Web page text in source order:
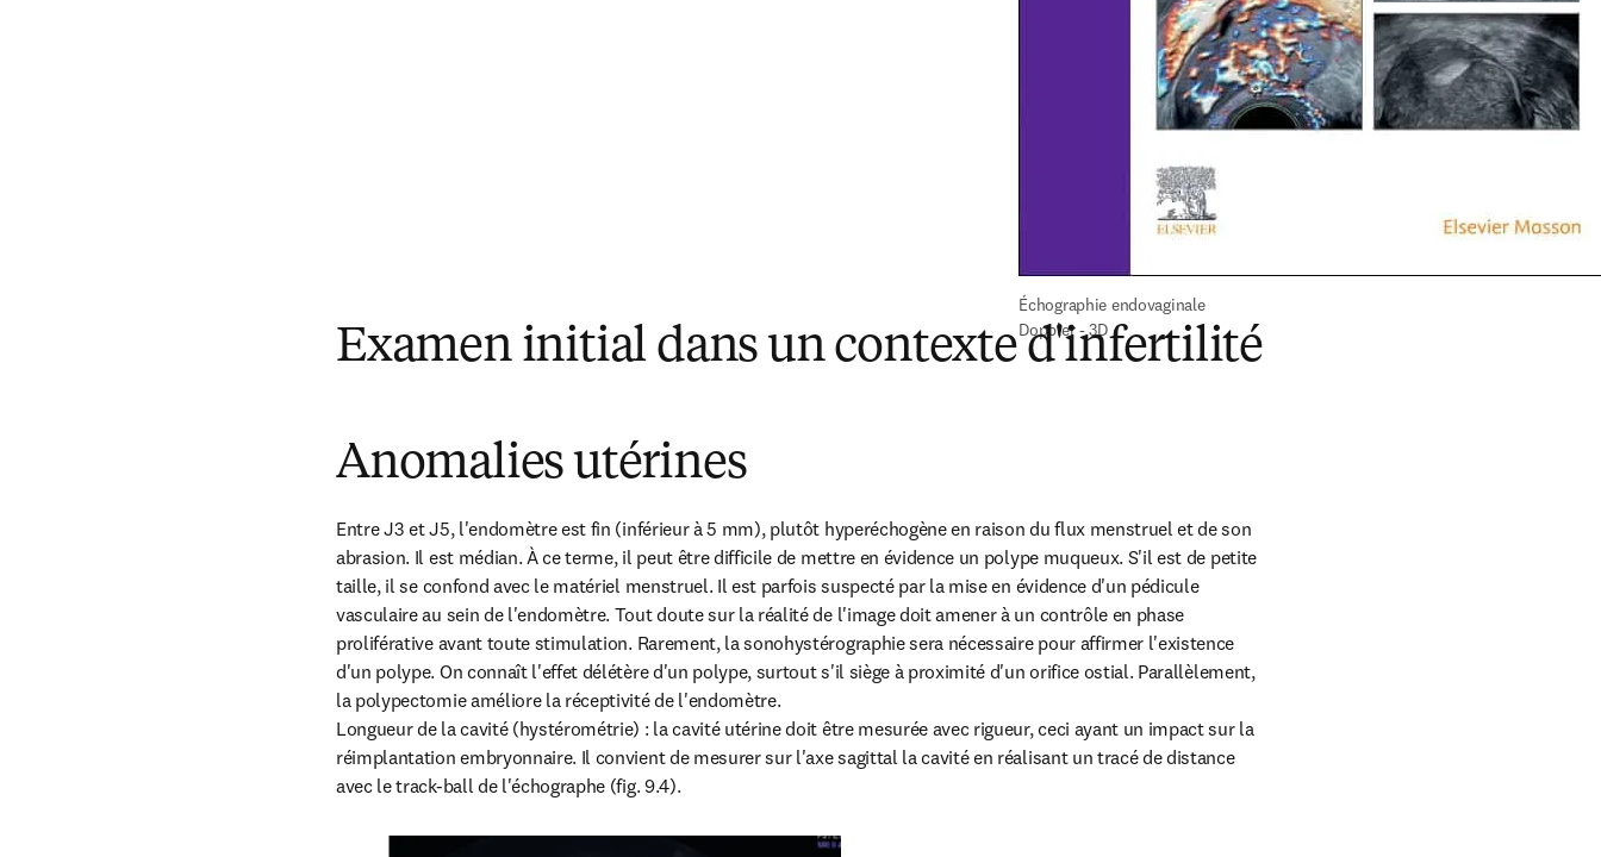
Échographie endovaginale
Doppler - 3D
Examen initial dans un contexte d'infertilité
Anomalies utérines
Entre J3 et J5, l'endomètre est fin (inférieur à 5 mm), plutôt hyperéchogène en raison du flux menstruel et de son
abrasion. Il est médian. À ce terme, il peut être difficile de mettre en évidence un polype muqueux. S'il est de petite
taille, il se confond avec le matériel menstruel. Il est parfois suspecté par la mise en évidence d'un pédicule
vasculaire au sein de l'endomètre. Tout doute sur la réalité de l'image doit amener à un contrôle en phase
proliférative avant toute stimulation. Rarement, la sonohystérographie sera nécessaire pour affirmer l'existence
d'un polype. On connaît l'effet délétère d'un polype, surtout s'il siège à proximité d'un orifice ostial. Parallèlement,
la polypectomie améliore la réceptivité de l'endomètre.
Longueur de la cavité (hystérométrie) : la cavité utérine doit être mesurée avec rigueur, ceci ayant un impact sur la
réimplantation embryonnaire. Il convient de mesurer sur l'axe sagittal la cavité en réalisant un tracé de distance
avec le track-ball de l'échographe (fig. 9.4).